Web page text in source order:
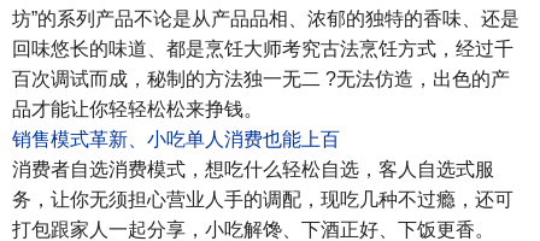
坊”的系列产品不论是从产品品相、浓郁的独特的香味、还是
回味悠长的味道、都是烹饪大师考究古法烹饪方式，经过千
百次调试而成，秘制的方法独一无二 ?无法仿造，出色的产
品才能让你轻轻松松来挣钱。
销售模式革新、小吃单人消费也能上百
消费者自选消费模式，想吃什么轻松自选，客人自选式服
务，让你无须担心营业人手的调配，现吃几种不过瘾，还可
打包跟家人一起分享，小吃解馋、下酒正好、下饭更香。